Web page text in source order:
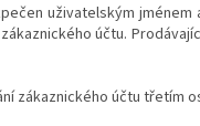
uživatelským
účtu.
zákaznického účtu třetím